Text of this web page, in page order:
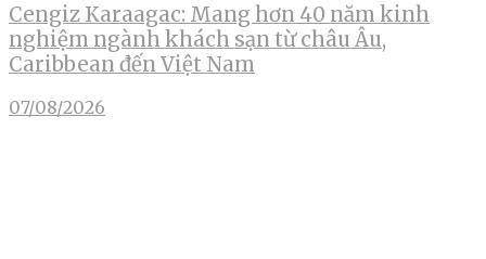
Cengiz Karaagac: Mang hơn 40 năm kinh
nghiệm ngành khách sạn từ châu Âu,
Caribbean đến Việt Nam
07/08/2026